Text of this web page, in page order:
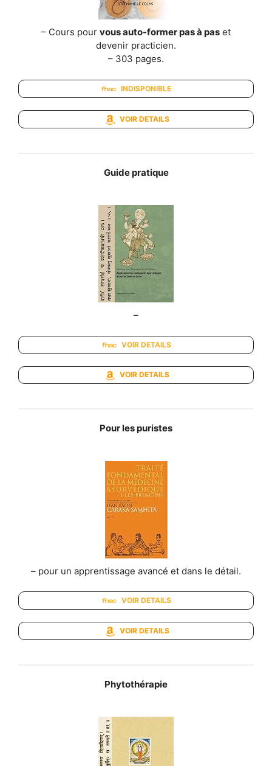
– Cours pour vous auto-former pas à pas et
devenir practicien.
– 303 pages.
INDISPONIBLE
VOIR DETAILS
Guide pratique
–
VOIR DETAILS
VOIR DETAILS
Pour les puristes
– pour un apprentissage avancé et dans le détail.
VOIR DETAILS
VOIR DETAILS
Phytothérapie